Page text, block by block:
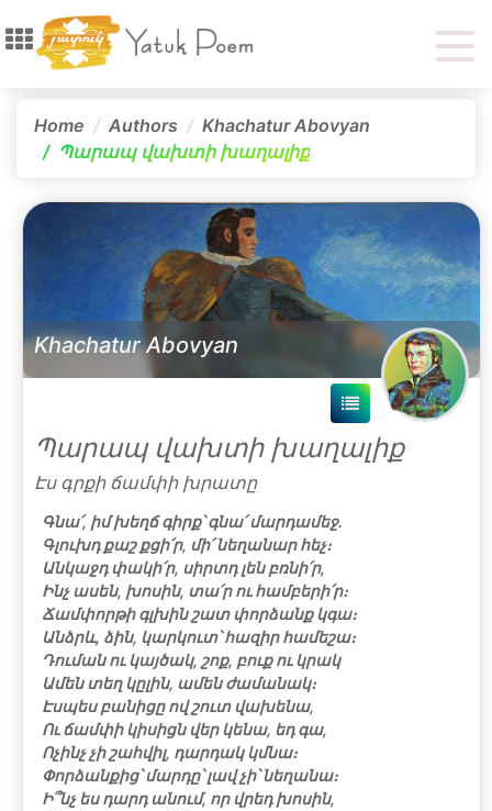
Home Authors
Khachatur Abovyan
Պարապ վախտի խաղալիք
Khachatur Abovyan
Պարապ վախտի խաղալիք
Էս գրքի ճամփի խրատը
Գնա՛, իմ խեղճ գիրք՝ գնա՛ մարդամեջ.
Գլուխդ քաշ քցի՛ր, մի՛ նեղանար հեչ։
Անկաջդ փակի՛ր, սիրտդ լեն բռնի՛ր,
Ինչ ասեն, խոսին, տա՛ր ու համբերի՛ր։
Ճամփորթի գլխին շատ փորձանք կգա։
Անձրև, ձին, կարկուտ՝ հազիր համեշա։
Դուման ու կայծակ, շոք, բուք ու կրակ
Ամեն տեղ կըլին, ամեն ժամանակ։
Էսպես բանիցը ով շուտ վախենա,
Ու ճամփի կիսիցն վեր կենա, եդ գա,
Ոչինչ չի շահվիլ, դարդակ կմնա։
Փորձանքից՝ մարդը՝ լավ չի՝ նեղանա։
Ի՞նչ ես դարդ անում, որ վրեդ խոսին,